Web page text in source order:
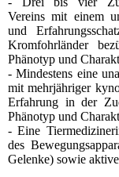
Vereins mit einem
und
Kromfohrländer
Phänotyp und
- Mindestens eine
mit mehrjähriger
Erfahrung in der
Phänotyp und
- Eine
des
Gelenke) sowie